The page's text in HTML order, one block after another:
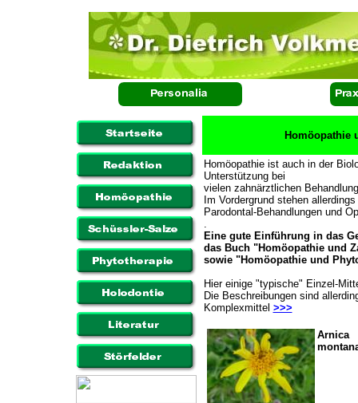
Homöopathie
Homöopathie ist auch in der
Unterstützung bei
vielen zahnärztlichen
Im Vordergrund stehen
Parodontal-Behandlungen und
.
Eine gute Einführung in das
das Buch "Homöopathie und
sowie "Homöopathie und
Hier einige "typische" Einzel-
Die Beschreibungen sind
Komplexmittel >>>
Arnica